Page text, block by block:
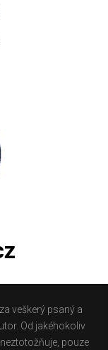
veškerý psaný a
Od jakéhokoliv
pouze